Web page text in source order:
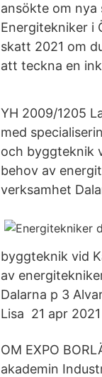
ansökte om nya
Energitekniker i
skatt 2021 om
att teckna en
YH 2009/1205
med
och byggteknik
behov av
verksamhet
byggteknik vid
av
Dalarna p 3
Lisa 21 apr
OM EXPO
akademin